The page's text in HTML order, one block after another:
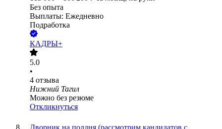
Без опыта
Выплаты: Ежедневно
Подработка
КАДРЫ+
5.0
•
4 отзыва
Нижний Тагил
Можно без резюме
Откликнуться